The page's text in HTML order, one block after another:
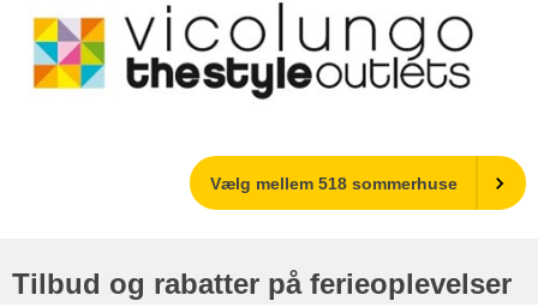
Vælg mellem 518 sommerhuse
Tilbud og rabatter på ferieoplevelser